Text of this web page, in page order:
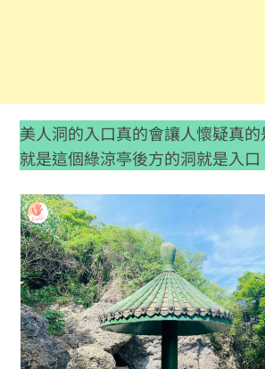
美人洞的入口真的會讓人懷疑真的
就是這個綠涼亭後方的洞就是入口